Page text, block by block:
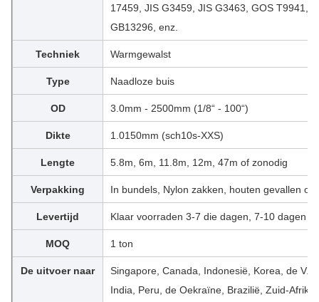
17459, JIS G3459, JIS G3463, GOS T9941,
GB13296, enz.
Techniek Warmgewalst
Type Naadloze buis
OD 3.0mm - 2500mm (1/8“ - 100“)
Dikte 1.0150mm (sch10s-XXS)
Lengte 5.8m, 6m, 11.8m, 12m, 47m of zonodig
Verpakking In bundels, Nylon zakken, houten gevallen of
Levertijd Klaar voorraden 3-7 die dagen, 7-10 dagen
MOQ 1 ton
De uitvoer naar
Singapore, Canada, Indonesië, Korea, de
India, Peru, de Oekraïne, Brazilië, Zuid-